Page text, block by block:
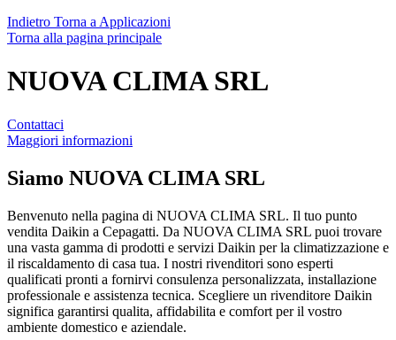
Indietro Torna a Applicazioni
Torna alla pagina principale
NUOVA CLIMA SRL
Contattaci
Maggiori informazioni
Siamo NUOVA CLIMA SRL
Benvenuto nella pagina di NUOVA CLIMA SRL. Il tuo punto
vendita Daikin a Cepagatti. Da NUOVA CLIMA SRL puoi trovare
una vasta gamma di prodotti e servizi Daikin per la climatizzazione e
il riscaldamento di casa tua. I nostri rivenditori sono esperti
qualificati pronti a fornirvi consulenza personalizzata, installazione
professionale e assistenza tecnica. Scegliere un rivenditore Daikin
significa garantirsi qualita, affidabilita e comfort per il vostro
ambiente domestico e aziendale.